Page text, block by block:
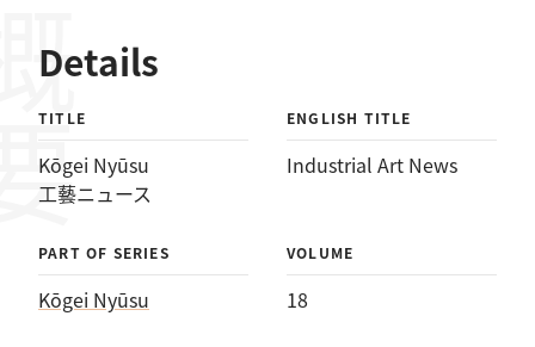
Details
TITLE
Kōgei Nyūsu
工藝ニュース
ENGLISH TITLE
Industrial Art News
PART OF SERIES
Kōgei Nyūsu
VOLUME
18